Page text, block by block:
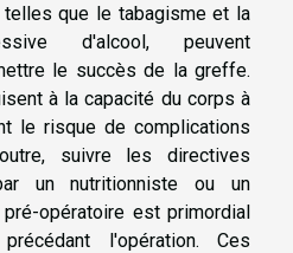
que le tabagisme et la
d'alcool, peuvent
le succès de la greffe.
à la capacité du corps à
le risque de complications
suivre les directives
un nutritionniste ou un
opératoire est primordial
l'opération. Ces